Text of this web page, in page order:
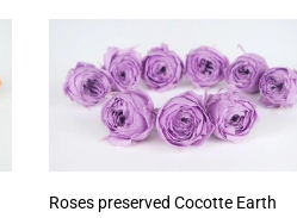
zzgl.
MwSt
(VAT/IVA
excl.)
Roses preserved Cocotte Earth